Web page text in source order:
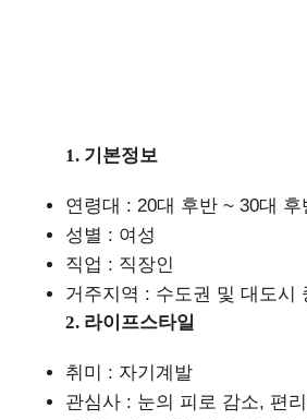
1. 기본정보
연령대 : 20대 후반 ~ 30대 후
성별 : 여성
직업 : 직장인
거주지역 : 수도권 및 대도시
2. 라이프스타일
취미 : 자기계발
관심사 : 눈의 피로 감소, 편